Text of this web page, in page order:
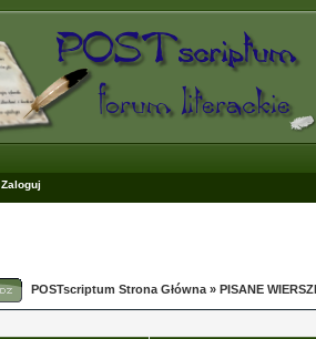
Zaloguj
POSTscriptum Strona Główna » PISANE